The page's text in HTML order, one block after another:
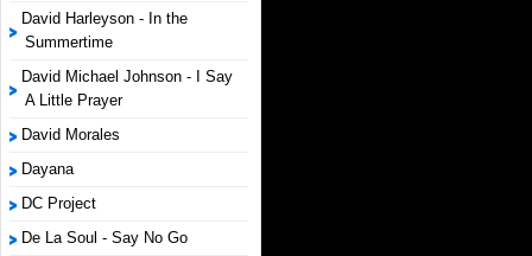
David Harleyson - In the
Summertime
David Michael Johnson - I Say
A Little Prayer
David Morales
Dayana
DC Project
De La Soul - Say No Go